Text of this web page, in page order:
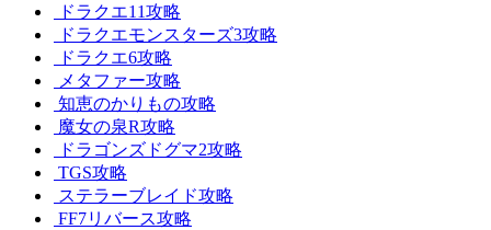
ドラクエ11攻略
ドラクエモンスターズ3攻略
ドラクエ6攻略
メタファー攻略
知恵のかりもの攻略
魔女の泉R攻略
ドラゴンズドグマ2攻略
TGS攻略
ステラーブレイド攻略
FF7リバース攻略